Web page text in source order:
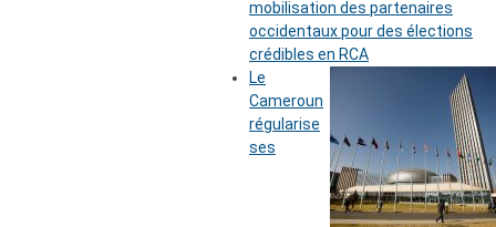
mobilisation des partenaires
occidentaux pour des élections
crédibles en RCA
Le
Cameroun
régularise
ses